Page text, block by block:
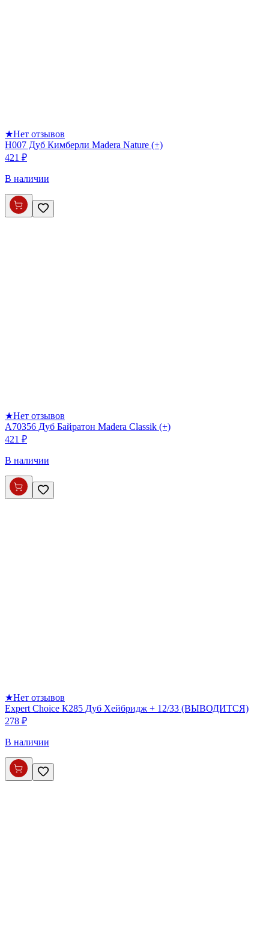
★Нет отзывов
H007 Дуб Кимберли Madera Nature (+)
421 ₽
В наличии
★Нет отзывов
А70356 Дуб Байратон Madera Classik (+)
421 ₽
В наличии
★Нет отзывов
Expert Choice К285 Дуб Хейбридж + 12/33 (ВЫВОДИТСЯ)
278 ₽
В наличии